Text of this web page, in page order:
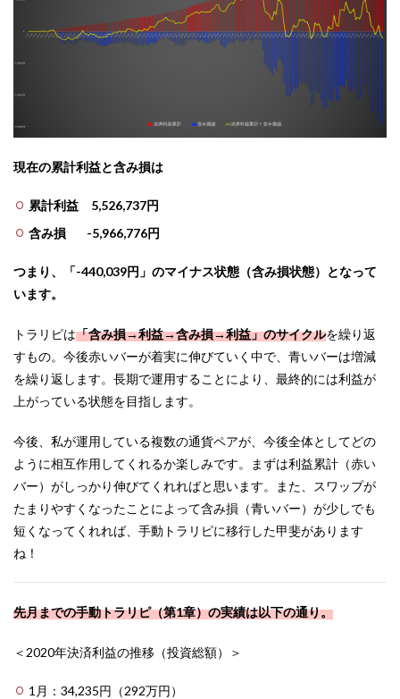
現在の累計利益と含み損は
累計利益 5,526,737円
含み損 -5,966,776円
つまり、「-440,039円」のマイナス状態（含み損状態）となって
います。
トラリピは「含み損→利益→含み損→利益」のサイクルを繰り返
すもの。今後赤いバーが着実に伸びていく中で、青いバーは増減
を繰り返します。長期で運用することにより、最終的には利益が
上がっている状態を目指します。
今後、私が運用している複数の通貨ペアが、今後全体としてどの
ように相互作用してくれるか楽しみです。まずは利益累計（赤い
バー）がしっかり伸びてくれればと思います。また、スワップが
たまりやすくなったことによって含み損（青いバー）が少しでも
短くなってくれれば、手動トラリピに移行した甲斐があります
ね！
先月までの手動トラリピ（第1章）の実績は以下の通り。
＜2020年決済利益の推移（投資総額）＞
1月：34,235円（292万円）